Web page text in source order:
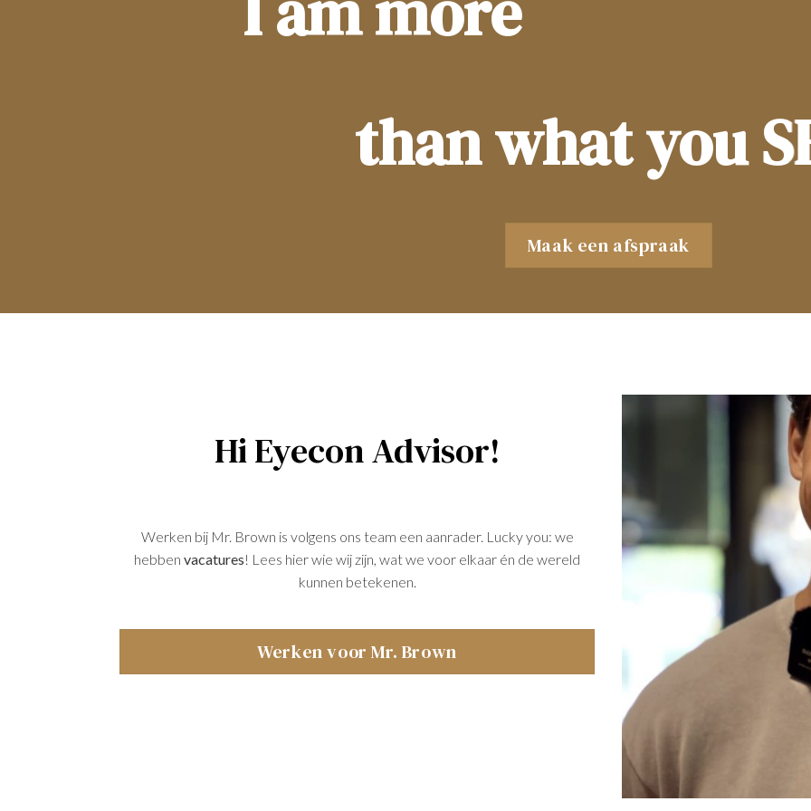
than what you
Maak een afspraak
Hi Eyecon Advisor!
Werken bij Mr. Brown is volgens ons team een aanrader. Lucky you: we
hebben vacatures! Lees hier wie wij zijn, wat we voor elkaar én de wereld
kunnen betekenen.
Werken voor Mr. Brown